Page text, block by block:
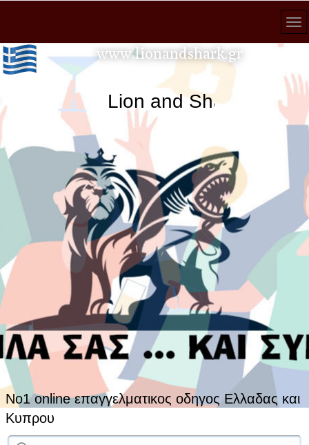
No1 online επαγγελματικος οδηγος Ελλαδας και
Κυπρου
www.lionandshark.gr
Lion and Shark κάθε